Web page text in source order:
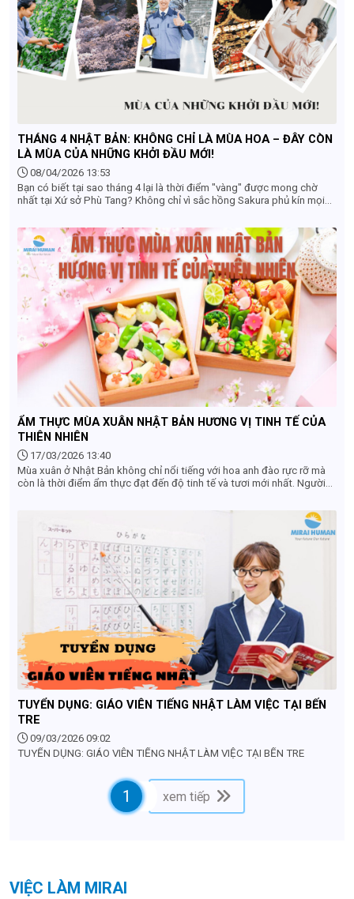
THÁNG 4 NHẬT BẢN: KHÔNG CHỈ LÀ MÙA HOA – ĐÂY CÒN
LÀ MÙA CỦA NHỮNG KHỞI ĐẦU MỚI!
08/04/2026 13:53
Bạn có biết tại sao tháng 4 lại là thời điểm "vàng" được mong chờ
nhất tại Xứ sở Phù Tang? Không chỉ vì sắc hồng Sakura phủ kín mọi
sự bắt đầu.
ẨM THỰC MÙA XUÂN NHẬT BẢN HƯƠNG VỊ TINH TẾ CỦA
THIÊN NHIÊN
17/03/2026 13:40
Mùa xuân ở Nhật Bản không chỉ nổi tiếng với hoa anh đào rực rỡ mà
còn là thời điểm ẩm thực đạt đến độ tinh tế và tươi mới nhất. Người
nguyên liệu vào đúng thời điểm ngon nhất trong năm. Vì vậy, ẩm thực
mùa xuân mang đến trải nghiệm nhẹ nhàng, thanh khiết nhưng đầy
chiều sâu.
TUYỂN DỤNG: GIÁO VIÊN TIẾNG NHẬT LÀM VIỆC TẠI BẾN
TRE
09/03/2026 09:02
TUYỂN DỤNG: GIÁO VIÊN TIẾNG NHẬT LÀM VIỆC TẠI BẾN TRE
1 xem tiếp
VIỆC LÀM MIRAI